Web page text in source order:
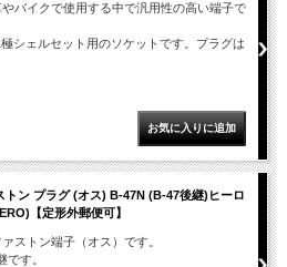
バイクで使用する中で汎用性の高い端子で
シェルセット用のソケットです。プラグは
トン プラグ (オス) B-47N (B-47後継)ヒーロ
【定形外郵便可】
ストン端子（オス）です。
です。